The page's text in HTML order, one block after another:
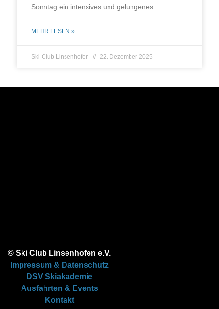
Sonn­tag ein inten­si­ves und gelungenes
MEHR LESEN »
Ski-Club Linsenhofen 22. Dezember 2025
© Ski Club Linsenhofen e.V.
Impressum & Datenschutz
DSV Skiakademie
Ausfahrten & Events
Kontakt